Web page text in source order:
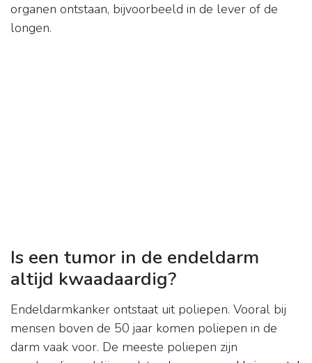
organen ontstaan, bijvoorbeeld in de lever of de
longen.
Is een tumor in de endeldarm
altijd kwaadaardig?
Endeldarmkanker ontstaat uit poliepen. Vooral bij
mensen boven de 50 jaar komen poliepen in de
darm vaak voor. De meeste poliepen zijn